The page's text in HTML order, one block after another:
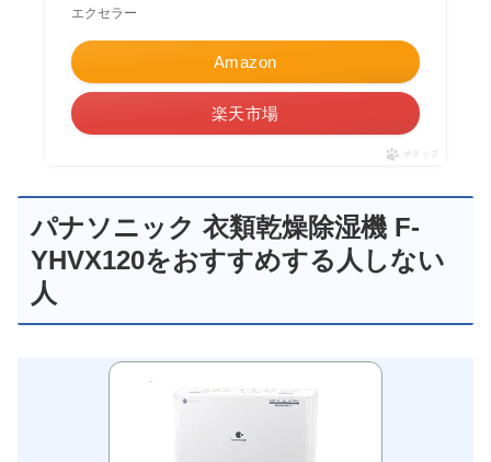
エクセラー
Amazon
楽天市場
ポチップ
パナソニック 衣類乾燥除湿機 F-
YHVX120をおすすめする人しない
人